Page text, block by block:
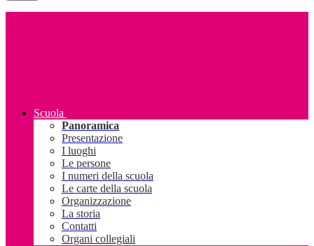
Scuola
Panoramica
Presentazione
I luoghi
Le persone
I numeri della scuola
Le carte della scuola
Organizzazione
La storia
Contatti
Organi collegiali